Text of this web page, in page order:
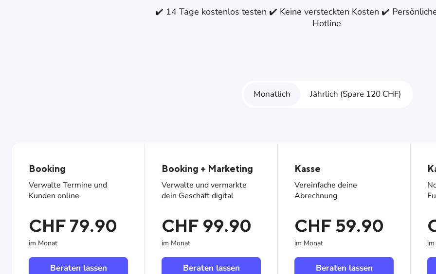
✔️ 14 Tage kostenlos testen ✔️ Keine versteckten Kosten ✔️
Hotline
Monatlich Jährlich (Spare 120 CHF)
Booking
Verwalte Termine und
Kunden online
CHF 79.90
im Monat
Beraten lassen
Booking + Marketing
Verwalte und vermarkte
dein Geschäft digital
CHF 99.90
im Monat
Beraten lassen
Kasse
Vereinfache deine
Abrechnung
CHF 59.90
im Monat
Beraten lassen